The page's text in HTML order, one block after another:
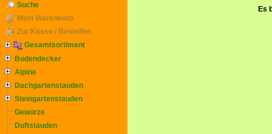
Suche
Mein Warenkorb
Zur Kasse / Bestellen
Gesamtsortiment
Bodendecker
Alpine
Dachgartenstauden
Steingartenstauden
Gewürze
Duftstauden
Es